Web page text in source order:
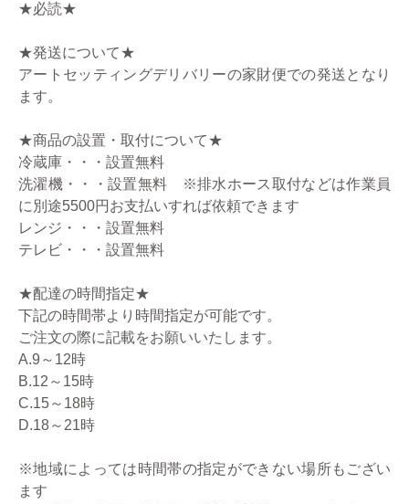
★必読★
★発送について★
アートセッティングデリバリーの家財便での発送となり
ます。
★商品の設置・取付について★
冷蔵庫・・・設置無料
洗濯機・・・設置無料 ※排水ホース取付などは作業員
に別途5500円お支払いすれば依頼できます
レンジ・・・設置無料
テレビ・・・設置無料
★配達の時間指定★
下記の時間帯より時間指定が可能です。
ご注文の際に記載をお願いいたします。
A.9～12時
B.12～15時
C.15～18時
D.18～21時
※地域によっては時間帯の指定ができない場所もござい
ます